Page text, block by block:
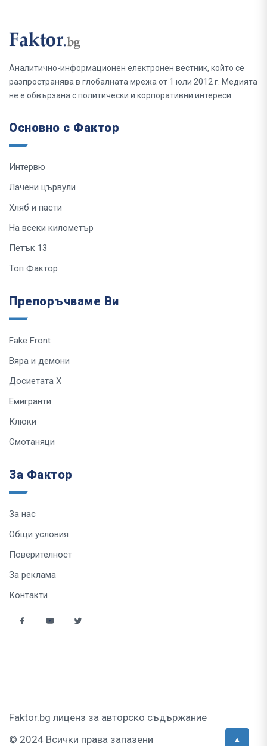
Аналитично-информационен електронен вестник, който се
разпространява в глобалната мрежа от 1 юли 2012 г. Медията
не е обвързана с политически и корпоративни интереси.
Основно с Фактор
Интервю
Лачени цървули
Хляб и пасти
На всеки километър
Петък 13
Топ Фактор
Препоръчваме Ви
Fake Front
Вяра и демони
Досиетата Х
Емигранти
Клюки
Смотаняци
За Фактор
За нас
Общи условия
Поверителност
За реклама
Контакти
Faktor.bg лиценз за авторско съдържание
© 2024 Всички права запазени